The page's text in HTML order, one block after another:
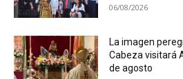
06/08/2026
La imagen
Cabeza visitará
de agosto